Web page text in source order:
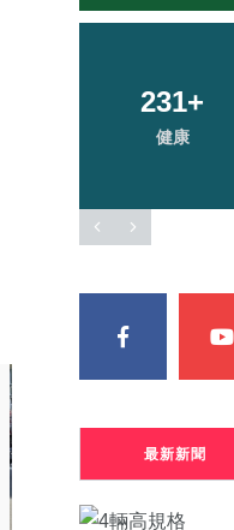
231+
健康
123+
專欄
最新新聞